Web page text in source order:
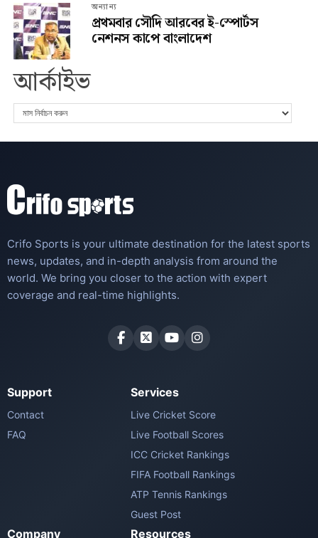
অন্যান্য
প্রথমবার সৌদি আরবের ই-স্পোর্টস
নেশনস কাপে বাংলাদেশ
আর্কাইভ
Crifo Sports is your ultimate destination for the latest sports
news, updates, and in-depth analysis from around the
world. We bring you closer to the action with expert
coverage and real-time highlights.
Support
Contact
FAQ
Services
Live Cricket Score
Live Football Scores
ICC Cricket Rankings
FIFA Football Rankings
ATP Tennis Rankings
Guest Post
Company Resources